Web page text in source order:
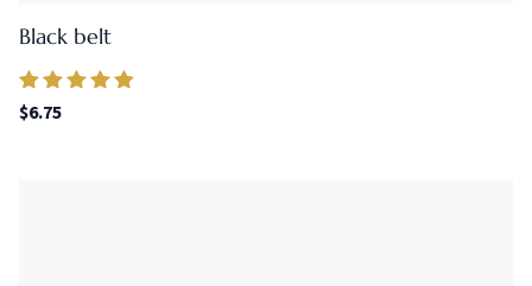
Black belt
Valorado en
$6.75